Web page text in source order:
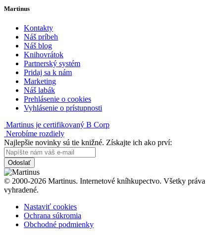
Martinus
Kontakty
Náš príbeh
Náš blog
Knihovrátok
Partnerský systém
Pridaj sa k nám
Marketing
Náš labák
Prehlásenie o cookies
Vyhlásenie o prístupnosti
Martinus je certifikovaný B Corp
Nerobíme rozdiely
Najlepšie novinky sú tie knižné. Získajte ich ako prví:
Odoslať
© 2000-2026 Martinus. Internetové kníhkupectvo. Všetky práva
vyhradené.
Nastaviť cookies
Ochrana súkromia
Obchodné podmienky